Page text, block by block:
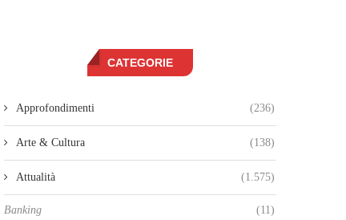
CATEGORIE
Approfondimenti (236)
Arte & Cultura (138)
Attualità (1.575)
Banking (11)